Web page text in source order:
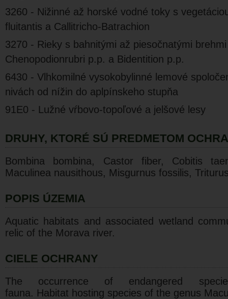
3260 - Nižinné až horské vodné toky s
fluitantis a Callitricho-Batrachion
3270 - Rieky s bahnitými až piesočnatými
Chenopodionrubri p.p. a Bidentition p.p.
6430 - Vlhkomilné vysokobylinné lemové
nivách od nížin do aplpínskeho stupňa
91E0 - Lužné vŕbovo-topoľové a jelšové lesy
DRUHY, KTORÉ SÚ PREDMETOM
Bombina bombina, Castor fiber, Cobitis
Maculinea nausithous, Misgurnus fossilis,
POPIS ÚZEMIA
Aquatic habitats and associated wetland
relic of the Morava river.
CIELE OCHRANY
The occurrence of endangered
fauna. Habitat hosting species of the genus